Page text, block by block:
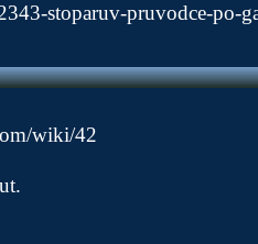
stoparuv-pruvodce-po-
wiki/42